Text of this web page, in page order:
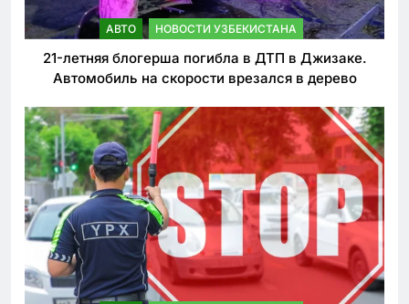
АВТО НОВОСТИ УЗБЕКИСТАНА
21-летняя блогерша погибла в ДТП в Джизаке.
Автомобиль на скорости врезался в дерево